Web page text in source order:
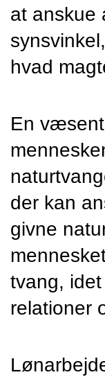
at anskue
hvad
En
der kan
givne
tvang, idet
relationer